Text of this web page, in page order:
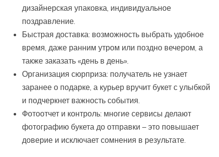
дизайнерская упаковка, индивидуальное
поздравление.
Быстрая доставка: возможность выбрать удобное
время, даже ранним утром или поздно вечером, а
также заказать «день в день».
Организация сюрприза: получатель не узнает
заранее о подарке, а курьер вручит букет с улыбкой
и подчеркнет важность события.
Фотоотчет и контроль: многие сервисы делают
фотографию букета до отправки – это повышает
доверие и исключает сомнения в результате.